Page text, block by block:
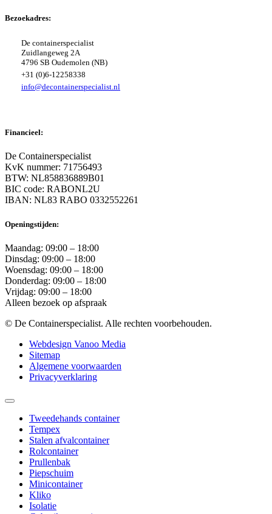
Bezoekadres:
De containerspecialist
Zuidlangeweg 2A
4796 SB Oudemolen (NB)
+31 (0)6-12258338
info@decontainerspecialist.nl
Financieel:
De Containerspecialist
KvK nummer: 71756493
BTW: NL858836889B01
BIC code: RABONL2U
IBAN: NL83 RABO 0332552261
Openingstijden:
Maandag: 09:00 – 18:00
Dinsdag: 09:00 – 18:00
Woensdag: 09:00 – 18:00
Donderdag: 09:00 – 18:00
Vrijdag: 09:00 – 18:00
Alleen bezoek op afspraak
© De Containerspecialist. Alle rechten voorbehouden.
Webdesign Vanoo Media
Sitemap
Algemene voorwaarden
Privacyverklaring
Tweedehands container
Tempex
Stalen afvalcontainer
Rolcontainer
Prullenbak
Piepschuim
Minicontainer
Kliko
Isolatie